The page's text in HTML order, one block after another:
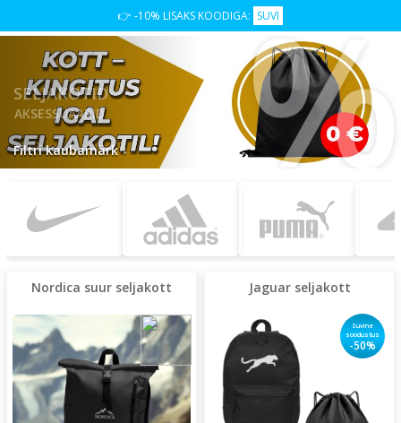
👉 -10% LISAKS KOODIGA: SUVI
Filtri kaubamärk↓
SELJAKOTID
AKSESSUAARID
Nordica suur seljakott Jaguar seljakott
Suvine
soodustus
-50%